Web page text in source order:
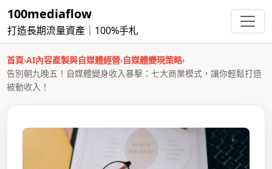
100mediaflow
打造長期流量資產｜100%手札
首頁›AI內容產製與自媒體經營›自媒體變現策略›
告別朝九晚五！自媒體變身收入暴擊：七大商業模式，讓你輕鬆打造
被動收入！